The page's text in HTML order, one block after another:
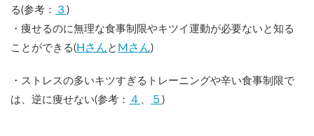
る(参考：
３ )
・痩せるのに無理な食事制限やキツイ運動が必要ないと知る
ことができる( Hさん と Mさん)
・ストレスの多いキツすぎるトレーニングや辛い食事制限で
は、逆に痩せない(参考： ４ 、 ５ )